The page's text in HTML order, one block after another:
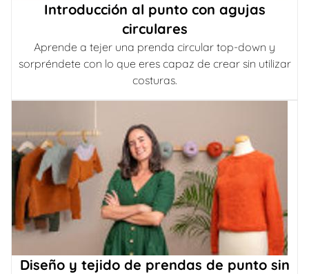
Introducción al punto con agujas
circulares
Aprende a tejer una prenda circular top-down y
sorpréndete con lo que eres capaz de crear sin utilizar
costuras.
Diseño y tejido de prendas de punto sin